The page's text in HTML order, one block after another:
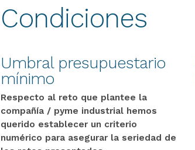
Condiciones
Umbral presupuestario
mínimo
Respecto al reto que plantee la
compañía / pyme industrial hemos
querido establecer un criterio
numérico para asegurar la seriedad de